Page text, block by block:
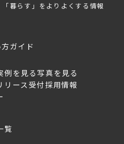
暮らす」をよりよくする情報
ガイド
例を見る写真を見る
リース受付採用情報
覧